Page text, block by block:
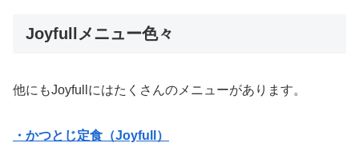
Joyfullメニュー色々
他にもJoyfullにはたくさんのメニューがあります。
・かつとじ定食（Joyfull）